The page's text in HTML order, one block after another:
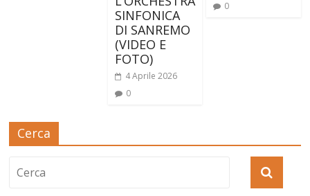
SINFONICA
DI SANREMO
(VIDEO E
FOTO)
4 Aprile 2026
0
0
Cerca